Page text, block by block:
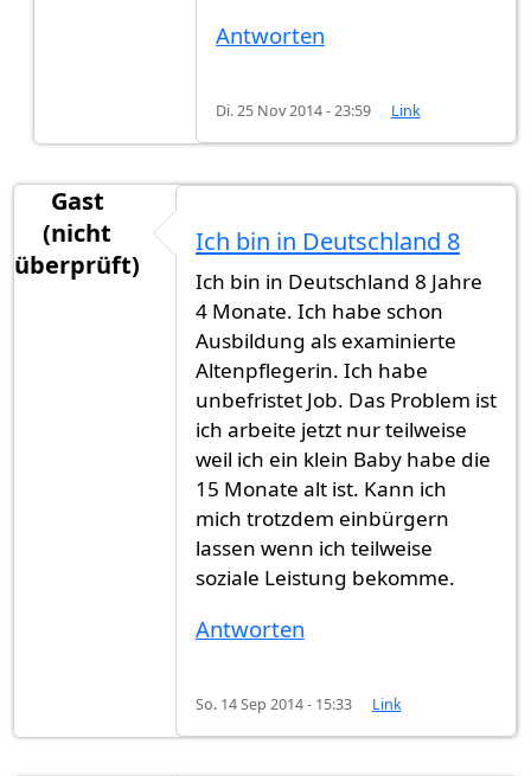
Antworten
Di. 25 Nov 2014 - 23:59 Link
Gast
(nicht
überprüft)
Ich bin in Deutschland 8
Ich bin in Deutschland 8 Jahre
4 Monate. Ich habe schon
Ausbildung als examinierte
Altenpflegerin. Ich habe
unbefristet Job. Das Problem ist
ich arbeite jetzt nur teilweise
weil ich ein klein Baby habe die
15 Monate alt ist. Kann ich
mich trotzdem einbürgern
lassen wenn ich teilweise
soziale Leistung bekomme.
Antworten
So. 14 Sep 2014 - 15:33 Link